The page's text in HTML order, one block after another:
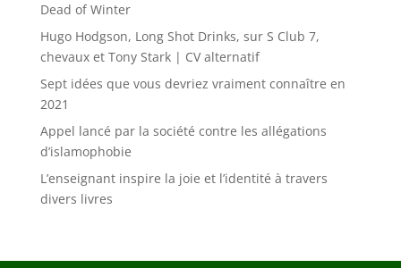
Dead of Winter
Hugo Hodgson, Long Shot Drinks, sur S Club 7,
chevaux et Tony Stark | CV alternatif
Sept idées que vous devriez vraiment connaître en
2021
Appel lancé par la société contre les allégations
d’islamophobie
L’enseignant inspire la joie et l’identité à travers
divers livres